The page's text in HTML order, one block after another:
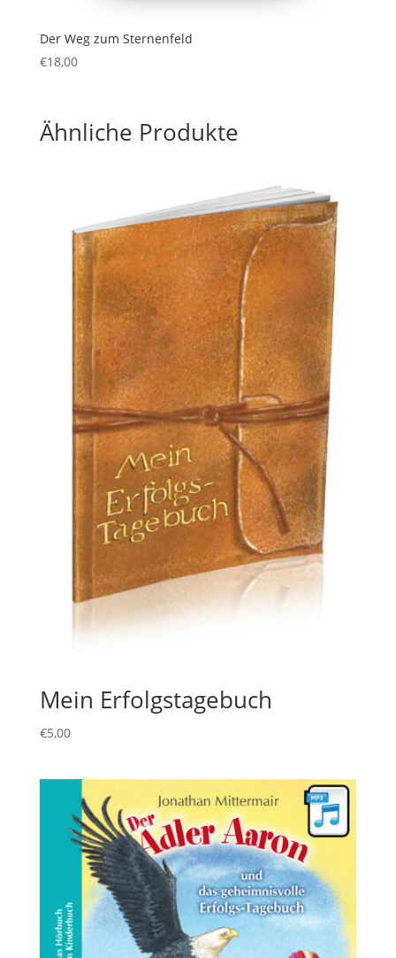
Der Weg zum Sternenfeld
€18,00
Ähnliche Produkte
Mein Erfolgstagebuch
€5,00